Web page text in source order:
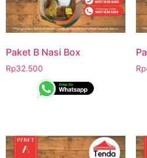
Paket B Nasi Box
Rp32.500 Rp